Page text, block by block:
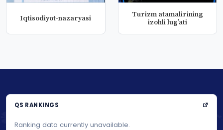
Iqtisodiyot-nazaryasi
Turizm atamalirining
izohli lugʼati
QS RANKINGS
Ranking data currently unavailable.